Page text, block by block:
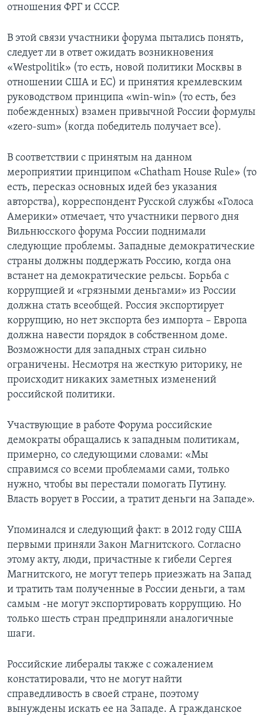
отношения ФРГ и СССР.
В этой связи участники форума пытались понять,
следует ли в ответ ожидать возникновения
«Westpolitik» (то есть, новой политики Москвы в
отношении США и ЕС) и принятия кремлевским
руководством принципа «win-win» (то есть, без
побежденных) взамен привычной России формулы
«zero-sum» (когда победитель получает все).
В соответствии с принятым на данном
мероприятии принципом «Chatham House Rule» (то
есть, пересказ основных идей без указания
авторства), корреспондент Русской службы «Голоса
Америки» отмечает, что участники первого дня
Вильнюсского форума России поднимали
следующие проблемы. Западные демократические
страны должны поддержать Россию, когда она
встанет на демократические рельсы. Борьба с
коррупцией и «грязными деньгами» из России
должна стать всеобщей. Россия экспортирует
коррупцию, но нет экспорта без импорта – Европа
должна навести порядок в собственном доме.
Возможности для западных стран сильно
ограничены. Несмотря на жесткую риторику, не
происходит никаких заметных изменений
российской политики.
Участвующие в работе Форума российские
демократы обращались к западным политикам,
примерно, со следующими словами: «Мы
справимся со всеми проблемами сами, только
нужно, чтобы вы перестали помогать Путину.
Власть ворует в России, а тратит деньги на Западе».
Упоминался и следующий факт: в 2012 году США
первыми приняли Закон Магнитского. Согласно
этому акту, люди, причастные к гибели Сергея
Магнитского, не могут теперь приезжать на Запад
и тратить там полученные в России деньги, а там
самым -не могут экспортировать коррупцию. Но
только шесть стран предприняли аналогичные
шаги.
Российские либералы также с сожалением
констатировали, что не могут найти
справедливость в своей стране, поэтому
вынуждены искать ее на Западе. А гражданское